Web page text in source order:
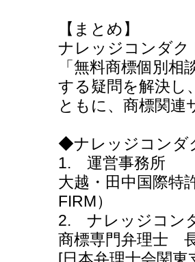
【まとめ】
ナレッジコンダク
「無料商標個別
する疑問を解決し
ともに、商標関連
◆ナレッジコンダ
1. 運営事務所
大越・田中国際特
FIRM）
2. ナレッジコン
商標専門弁理士
[日本弁理士会関東